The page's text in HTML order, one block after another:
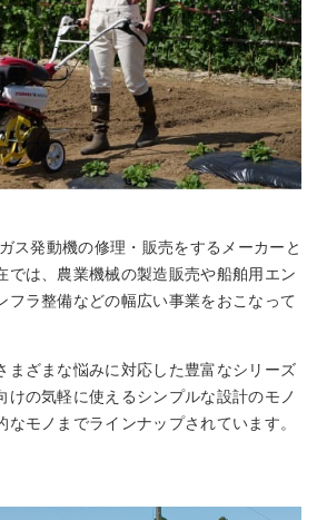
ス発動機の修理・販売をするメーカーと
では、農業機械の製造販売や船舶用エン
フラ整備などの幅広い事業をおこなって
まざまな悩みに対応した豊富なシリーズ
けの気軽に使えるシンプルな設計のモノ
モノまでラインナップされています。